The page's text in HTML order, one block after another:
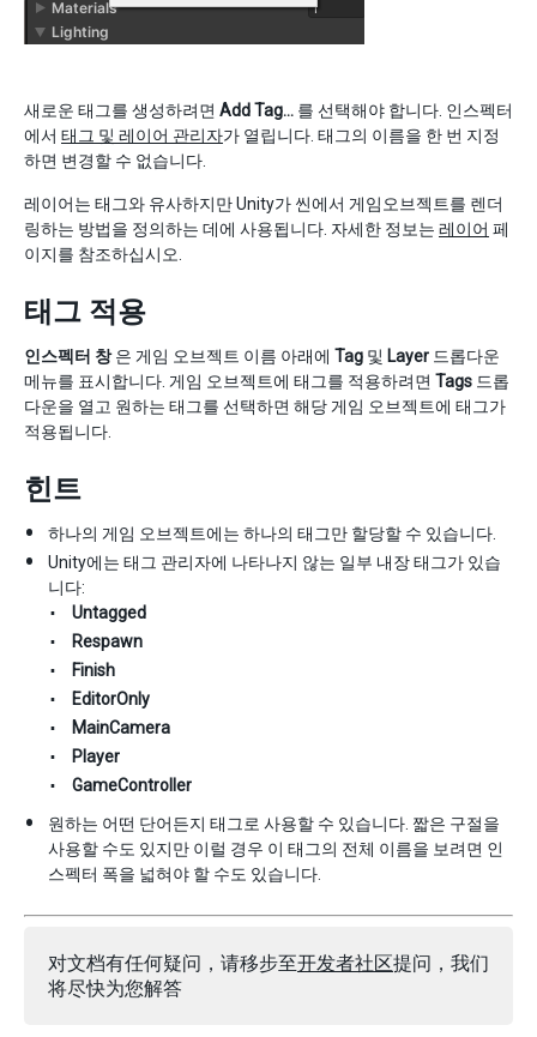
새로운 태그를 생성하려면 Add Tag… 를 선택해야 합니다. 인스펙터
에서 태그 및 레이어 관리자가 열립니다. 태그의 이름을 한 번 지정
하면 변경할 수 없습니다.
레이어는 태그와 유사하지만 Unity가 씬에서 게임오브젝트를 렌더
링하는 방법을 정의하는 데에 사용됩니다. 자세한 정보는 레이어 페
이지를 참조하십시오.
태그 적용
인스펙터 창은 게임 오브젝트 이름 아래에 Tag 및 Layer 드롭다운
메뉴를 표시합니다. 게임 오브젝트에 태그를 적용하려면 Tags 드롭
다운을 열고 원하는 태그를 선택하면 해당 게임 오브젝트에 태그가
적용됩니다.
힌트
하나의 게임 오브젝트에는 하나의 태그만 할당할 수 있습니다.
Unity에는 태그 관리자에 나타나지 않는 일부 내장 태그가 있습
니다:
Untagged
Respawn
Finish
EditorOnly
MainCamera
Player
GameController
원하는 어떤 단어든지 태그로 사용할 수 있습니다. 짧은 구절을
사용할 수도 있지만 이럴 경우 이 태그의 전체 이름을 보려면 인
스펙터 폭을 넓혀야 할 수도 있습니다.
对文档有任何疑问，请移步至开发者社区提问，我们
将尽快为您解答